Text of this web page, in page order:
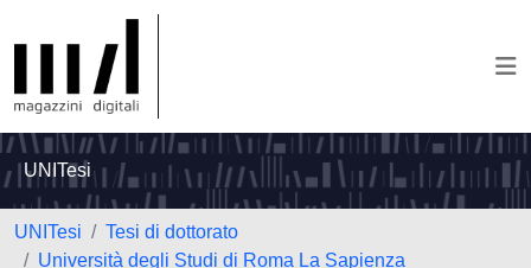
UNITesi
UNITesi
Tesi di dottorato
Università degli Studi di Roma La Sapienza